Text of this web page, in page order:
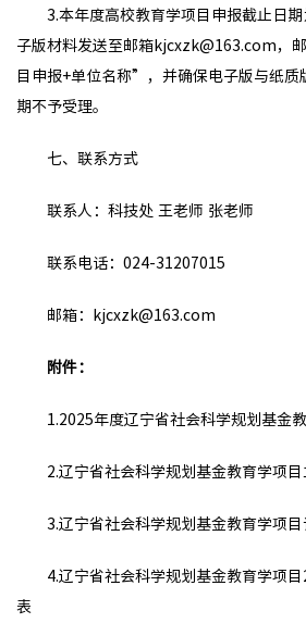
3.本年度高校教育学项目申报截止日
子版材料发送至邮箱kjcxzk@163.com，
目申报+单位名称”，并确保电子版与纸质
期不予受理。
七、联系方式
联系人：科技处 王老师 张老师
联系电话：024-31207015
邮箱：kjcxzk@163.com
附件：
1.2025年度辽宁省社会科学规划基金
2.辽宁省社会科学规划基金教育学项目
3.辽宁省社会科学规划基金教育学项目
4.辽宁省社会科学规划基金教育学项
表